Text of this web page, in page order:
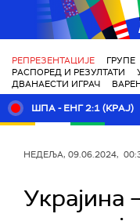
РЕПРЕЗЕНТАЦИЈЕ ГРУПЕ
РАСПОРЕД И РЕЗУЛТАТИ
ДВАНАЕСТИ ИГРАЧ
ШПА - ЕНГ 2:1 (КРАЈ)
НЕДЕЉА, 09.06.2024,
Украјина